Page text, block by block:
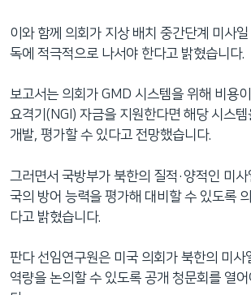
이와 함께 의회가 지상 배치 중간단계 미사
독에 적극적으로 나서야 한다고 밝혔습니다.
보고서는 의회가 GMD 시스템을 위해 비용
요격기(NGI) 자금을 지원한다면 해당 시스
개발, 평가할 수 있다고 전망했습니다.
그러면서 국방부가 북한의 질적·양적인 미사
국의 방어 능력을 평가해 대비할 수 있도록
다고 밝혔습니다.
판다 선임연구원은 미국 의회가 북한의 미사
역량을 논의할 수 있도록 공개 청문회를 열